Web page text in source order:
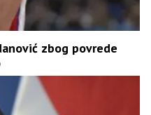
zbog povrede